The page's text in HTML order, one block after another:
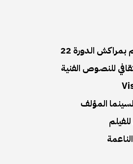
الدورة 22
للنصوص الفنية
المؤلف